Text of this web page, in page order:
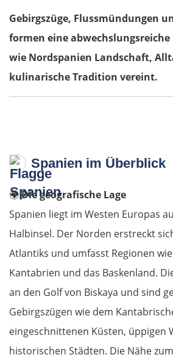
Gebirgszüge, Flussmündungen
formen eine abwechslungsreiche
wie Nordspanien Landschaft,
kulinarische Tradition vereint.
Spanien im Überblick
🌍Die geografische Lage
Spanien liegt im Westen Europas
Halbinsel. Der Norden erstreckt
Atlantiks und umfasst Regionen
Kantabrien und das Baskenland.
an den Golf von Biskaya und sind
Gebirgszügen wie dem
eingeschnittenen Küsten, üppigen
historischen Städten. Die Nähe
Łomża
Wyszków
Warschau
Turek
Posen
Nowy Tomyśl
Schwiebus
Deutschland Ost
Frankfurt (Oder)